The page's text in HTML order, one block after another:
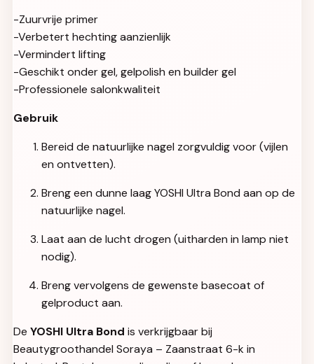
-Zuurvrije primer
-Verbetert hechting aanzienlijk
-Vermindert lifting
-Geschikt onder gel, gelpolish en builder gel
-Professionele salonkwaliteit
Gebruik
Bereid de natuurlijke nagel zorgvuldig voor (vijlen
en ontvetten).
Breng een dunne laag YOSHI Ultra Bond aan op de
natuurlijke nagel.
Laat aan de lucht drogen (uitharden in lamp niet
nodig).
Breng vervolgens de gewenste basecoat of
gelproduct aan.
De YOSHI Ultra Bond is verkrijgbaar bij
Beautygroothandel Soraya – Zaanstraat 6-k in